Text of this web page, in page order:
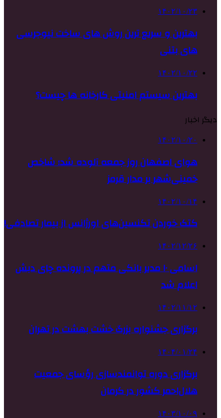
۱۴۰۲/۱۰/۲۳
بهترین و سریع ترین روش های ساخت نیوجرسی
های بتنی
۱۴۰۲/۱۰/۲۲
بهترین سیستم امنیتی کارخانه ها چیست؟
دیگر اخبار
۱۴۰۲/۱۰/۲۰
هوای اصفهان روز جمعه آلوده شد؛ شاخص
خمینی‌شهر بر مدار قرمز
۱۴۰۲/۱۰/۱۴
کتک خوردن تکنسین‌های اورژانس از بیمار تصادفی!
۱۴۰۲/۱۲/۲۶
اسامی ۱۰ مدیر بانکی متهم در پرونده چای دبش
اعلام شد
۱۴۰۲/۱۱/۱۲
برگزاری جشنواره بزرگ خشت بهشت در تهران
۱۴۰۴/۰۱/۲۴
برگزاری دوره توانمندسازی رؤسای جمعیت
هلال‌احمر کشور در کرمان
۱۴۰۳/۱۰/۰۹